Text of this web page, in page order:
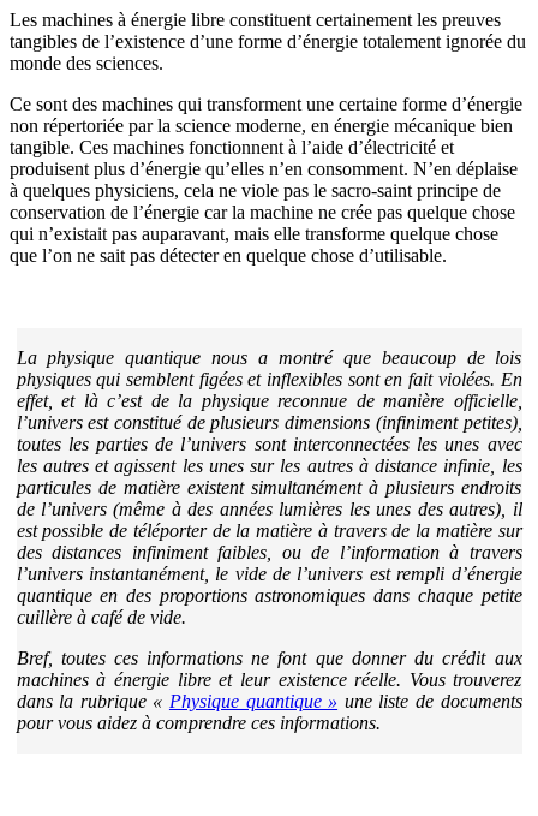
Les machines à énergie libre constituent certainement les preuves
tangibles de l’existence d’une forme d’énergie totalement ignorée du
monde des sciences.
Ce sont des machines qui transforment une certaine forme d’énergie
non répertoriée par la science moderne, en énergie mécanique bien
tangible. Ces machines fonctionnent à l’aide d’électricité et
produisent plus d’énergie qu’elles n’en consomment. N’en déplaise
à quelques physiciens, cela ne viole pas le sacro-saint principe de
conservation de l’énergie car la machine ne crée pas quelque chose
qui n’existait pas auparavant, mais elle transforme quelque chose
que l’on ne sait pas détecter en quelque chose d’utilisable.
La physique quantique nous a montré que beaucoup de lois
physiques qui semblent figées et inflexibles sont en fait violées. En
effet, et là c’est de la physique reconnue de manière officielle,
l’univers est constitué de plusieurs dimensions (infiniment petites),
toutes les parties de l’univers sont interconnectées les unes avec
les autres et agissent les unes sur les autres à distance infinie, les
particules de matière existent simultanément à plusieurs endroits
de l’univers (même à des années lumières les unes des autres), il
est possible de téléporter de la matière à travers de la matière sur
des distances infiniment faibles, ou de l’information à travers
l’univers instantanément, le vide de l’univers est rempli d’énergie
quantique en des proportions astronomiques dans chaque petite
cuillère à café de vide.
Bref, toutes ces informations ne font que donner du crédit aux
machines à énergie libre et leur existence réelle. Vous trouverez
dans la rubrique « Physique quantique » une liste de documents
pour vous aidez à comprendre ces informations.